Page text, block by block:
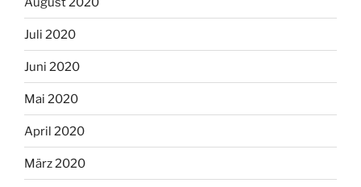
Juli 2020
Juni 2020
Mai 2020
April 2020
März 2020